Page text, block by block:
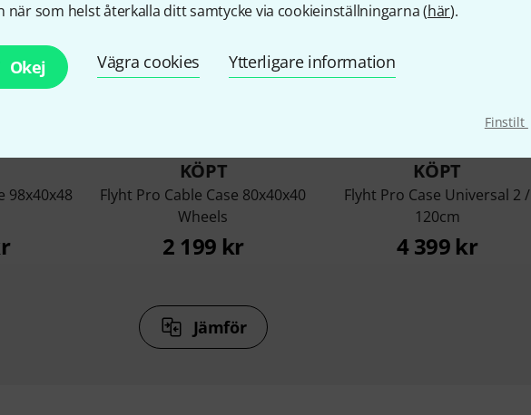
när som helst återkalla ditt samtycke via cookieinställningarna (här).
Okej Vägra cookies Ytterligare information
Finstilt
98x40x48
KÖPT
Flyht Pro Cable Case 80x40x40
Wheels
2 199 kr
KÖPT
Flyht Pro Case Universal 2 /
120cm
4 399 kr
Jämför